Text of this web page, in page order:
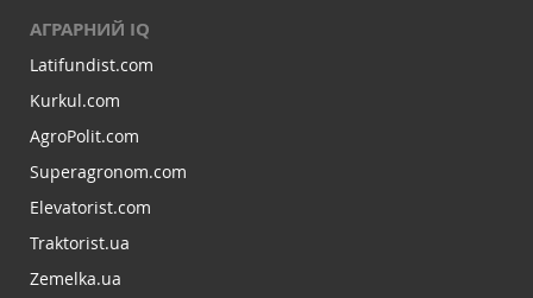
АГРАРНИЙ IQ
Latifundist.com
Kurkul.com
AgroPolit.com
Superagronom.com
Elevatorist.com
Traktorist.ua
Zemelka.ua